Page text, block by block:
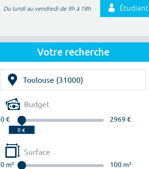
Du lundi au vendredi de 9h à 18h Étudiant
Votre recherche
Budget
0 € 2969 €
Surface
0 m² 100 m²